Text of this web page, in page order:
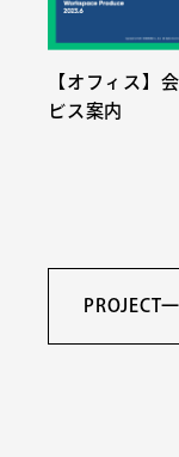
【オフィス】
ビス案内
PROJECT